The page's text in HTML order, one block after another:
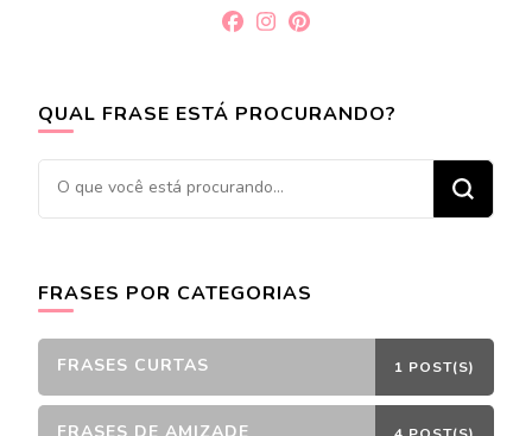
QUAL FRASE ESTÁ PROCURANDO?
Procurando
algo?
FRASES POR CATEGORIAS
FRASES CURTAS 1 POST(S)